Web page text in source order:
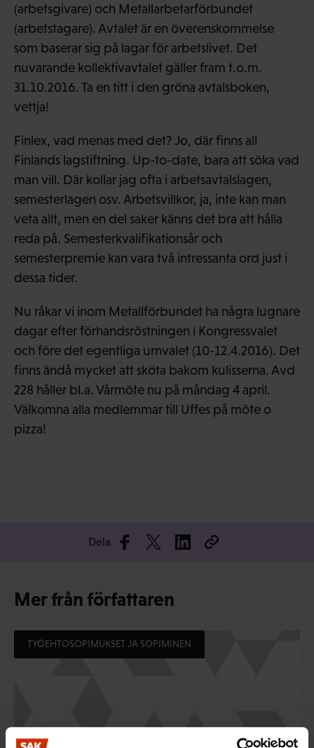
(arbetsgivare) och Metallarbetarförbundet
(arbetstagare). Avtalet är en överenskommelse
som baserar sig på lagar för arbetslivet. Det
nuvarande kollektivavtalet gäller fram t.o.m.
31.10.2016. Ta en titt i den gröna avtalsboken,
vettja!
Finlex, vad menas med det? Jo, där finns all
Finlands lagstiftning. Up-to-date, bara att söka vad
man vill. Där kollar jag ofta i arbetsavtalslagen,
semesterlagen osv. Arbetsvillkor, ja, inte kan man
veta allt, men en del saker känns det bra att hålla
reda på. Semesterkvalifikationsår och
semesterpremie kan vara två intressanta ord just i
dessa tider.
Nu råkar vi inom Metallförbundet ha några lugnare
dagar efter förhandsröstningen i Kongressvalet
och före det egentliga urnvalet (10-12.4.2016). Det
finns ändå mycket att sköta bakom kulisserna. Avd
228 håller bl.a. Vårmöte nu på måndag 4 april.
Välkomna alla medlemmar till Uffes på möte o
pizza!
Dela
Mer från författaren
TYÖEHTOSOPIMUKSET JA SOPIMINEN